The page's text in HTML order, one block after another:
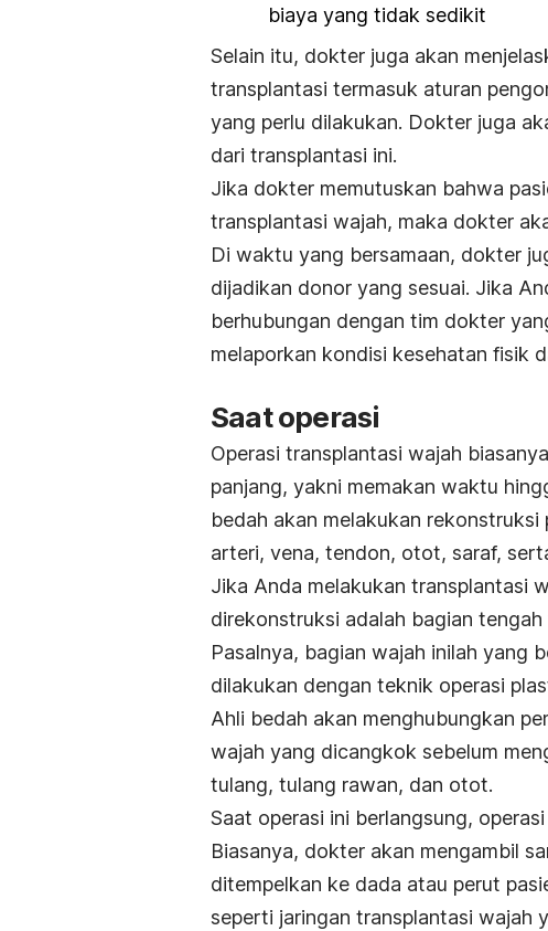
biaya yang tidak sedikit
Selain itu, dokter juga akan
transplantasi termasuk aturan
yang perlu dilakukan. Dokter juga
dari transplantasi ini.
Jika dokter memutuskan bahwa
transplantasi wajah, maka dokter
Di waktu yang bersamaan, dokter
dijadikan donor yang sesuai. Jika
berhubungan dengan tim dokter
melaporkan kondisi kesehatan fisik
Saat operasi
Operasi transplantasi wajah
panjang, yakni memakan waktu
bedah akan melakukan
arteri, vena, tendon, otot, saraf,
Jika Anda melakukan transplantasi
direkonstruksi adalah bagian
Pasalnya, bagian wajah inilah yang
dilakukan dengan teknik operasi
Ahli bedah akan menghubungkan
wajah yang dicangkok sebelum
tulang, tulang rawan, dan otot.
Saat operasi ini berlangsung,
Biasanya, dokter akan mengambil
ditempelkan ke dada atau perut
seperti jaringan transplantasi wajah